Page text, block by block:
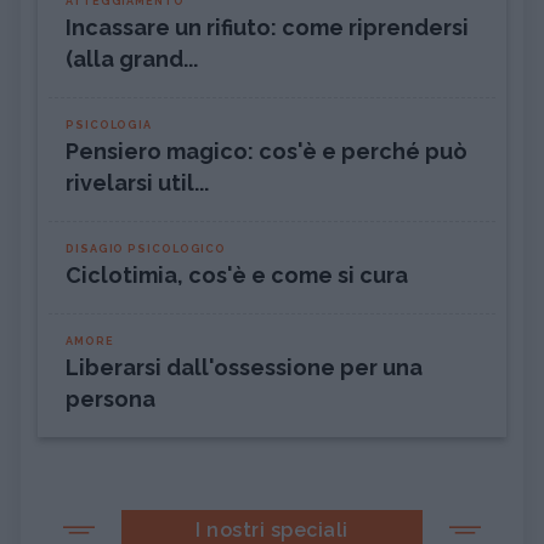
Incassare un rifiuto: come riprendersi
(alla grand...
PSICOLOGIA
Pensiero magico: cos'è e perché può
rivelarsi util...
DISAGIO PSICOLOGICO
Ciclotimia, cos'è e come si cura
AMORE
Liberarsi dall'ossessione per una
persona
I nostri speciali